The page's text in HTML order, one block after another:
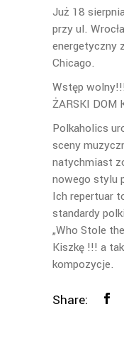
Już 18
przy ul.
energetyczny
Chicago.
Wstęp wolny!!!
ŻARSKI DOM
Polkaholics
sceny
natychmiast
nowego stylu
Ich repertuar
standardy
„Who Stole
Kiszkę !!! a
kompozycje.
Share: